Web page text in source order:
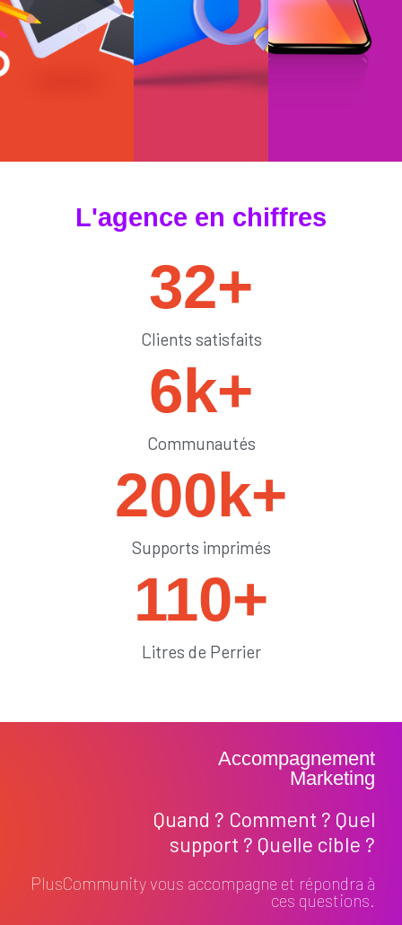
#tendances
L'agence en chiffres
32+
Clients satisfaits
6k+
Communautés
200k+
Supports imprimés
110+
Litres de Perrier
Accompagnement
Marketing
Quand ? Comment ? Quel
support ? Quelle cible ?
PlusCommunity vous accompagne et répondra à
ces questions.